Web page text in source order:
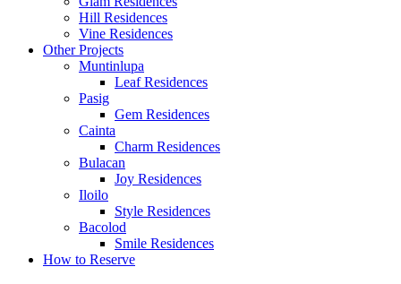
Hill Residences
Vine Residences
Other Projects
Muntinlupa
Leaf Residences
Pasig
Gem Residences
Cainta
Charm Residences
Bulacan
Joy Residences
Iloilo
Style Residences
Bacolod
Smile Residences
How to Reserve